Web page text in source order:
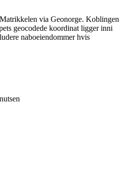
via Geonorge. Koblingen
geocodede koordinat ligger inni
naboeiendommer hvis